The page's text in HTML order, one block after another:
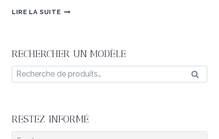
LIRE LA SUITEENCORE
RECHERCHER UN MODÈLE
Recherche
pour :
RESTEZ INFORMÉ